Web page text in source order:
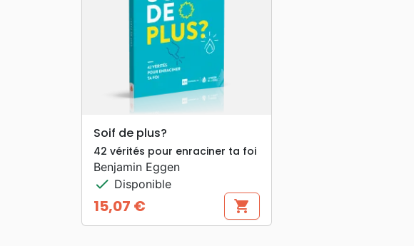
search APERÇU RAPIDE
Soif de plus?
42 vérités pour enraciner ta foi
Benjamin Eggen
check Disponible
Prix
15,07 € shopping_cart